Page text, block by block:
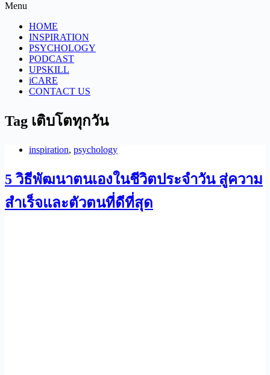
Menu
HOME
INSPIRATION
PSYCHOLOGY
PODCAST
UPSKILL
iCARE
CONTACT US
Tag เติบโตทุกวัน
inspiration, psychology
5 วิธีพัฒนาตนเองในชีวิตประจำวัน สู่ความ
สำเร็จและตัวตนที่ดีที่สุด